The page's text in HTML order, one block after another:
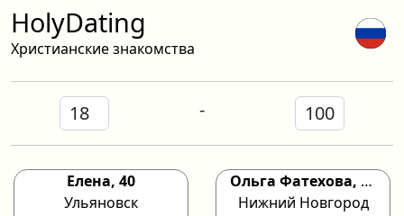
HolyDating
Христианские знакомства
-
Елена, 40
Ульяновск
Ольга Фатехова, 36
Нижний Новгород